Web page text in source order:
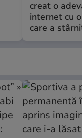
creat o
internet cu
care a